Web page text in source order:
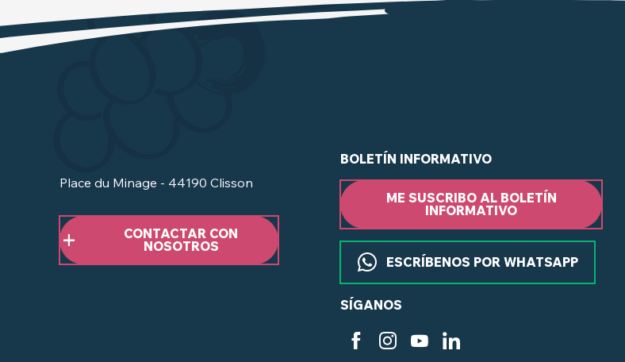
Place du Minage - 44190 Clisson
CONTACTAR CON
NOSOTROS
BOLETÍN INFORMATIVO
ME SUSCRIBO AL BOLETÍN
INFORMATIVO
ESCRÍBENOS POR WHATSAPP
SÍGANOS